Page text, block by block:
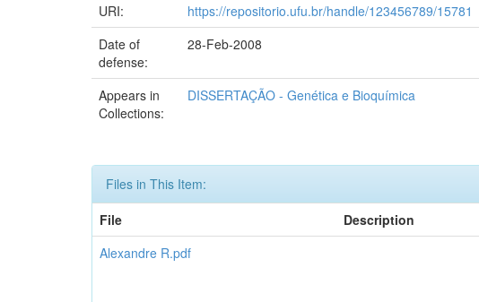
URI:
https://repositorio.ufu.br/handle/123456789/15781
Date of
defense:
28-Feb-2008
Appears in
Collections:
DISSERTAÇÃO - Genética e Bioquímica
Files in This Item:
File
Description
Alexandre R.pdf